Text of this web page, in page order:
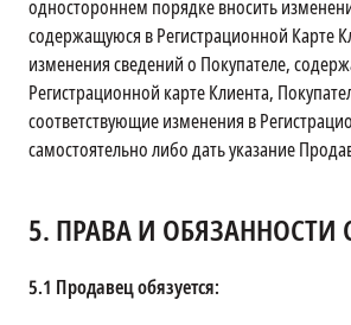
одностороннем порядке вносить
содержащуюся в Регистрационной Карте
изменения сведений о Покупателе,
Регистрационной карте Клиента,
соответствующие изменения в
самостоятельно либо дать указание
5. ПРАВА И ОБЯЗАННОСТИ
5.1 Продавец обязуется: